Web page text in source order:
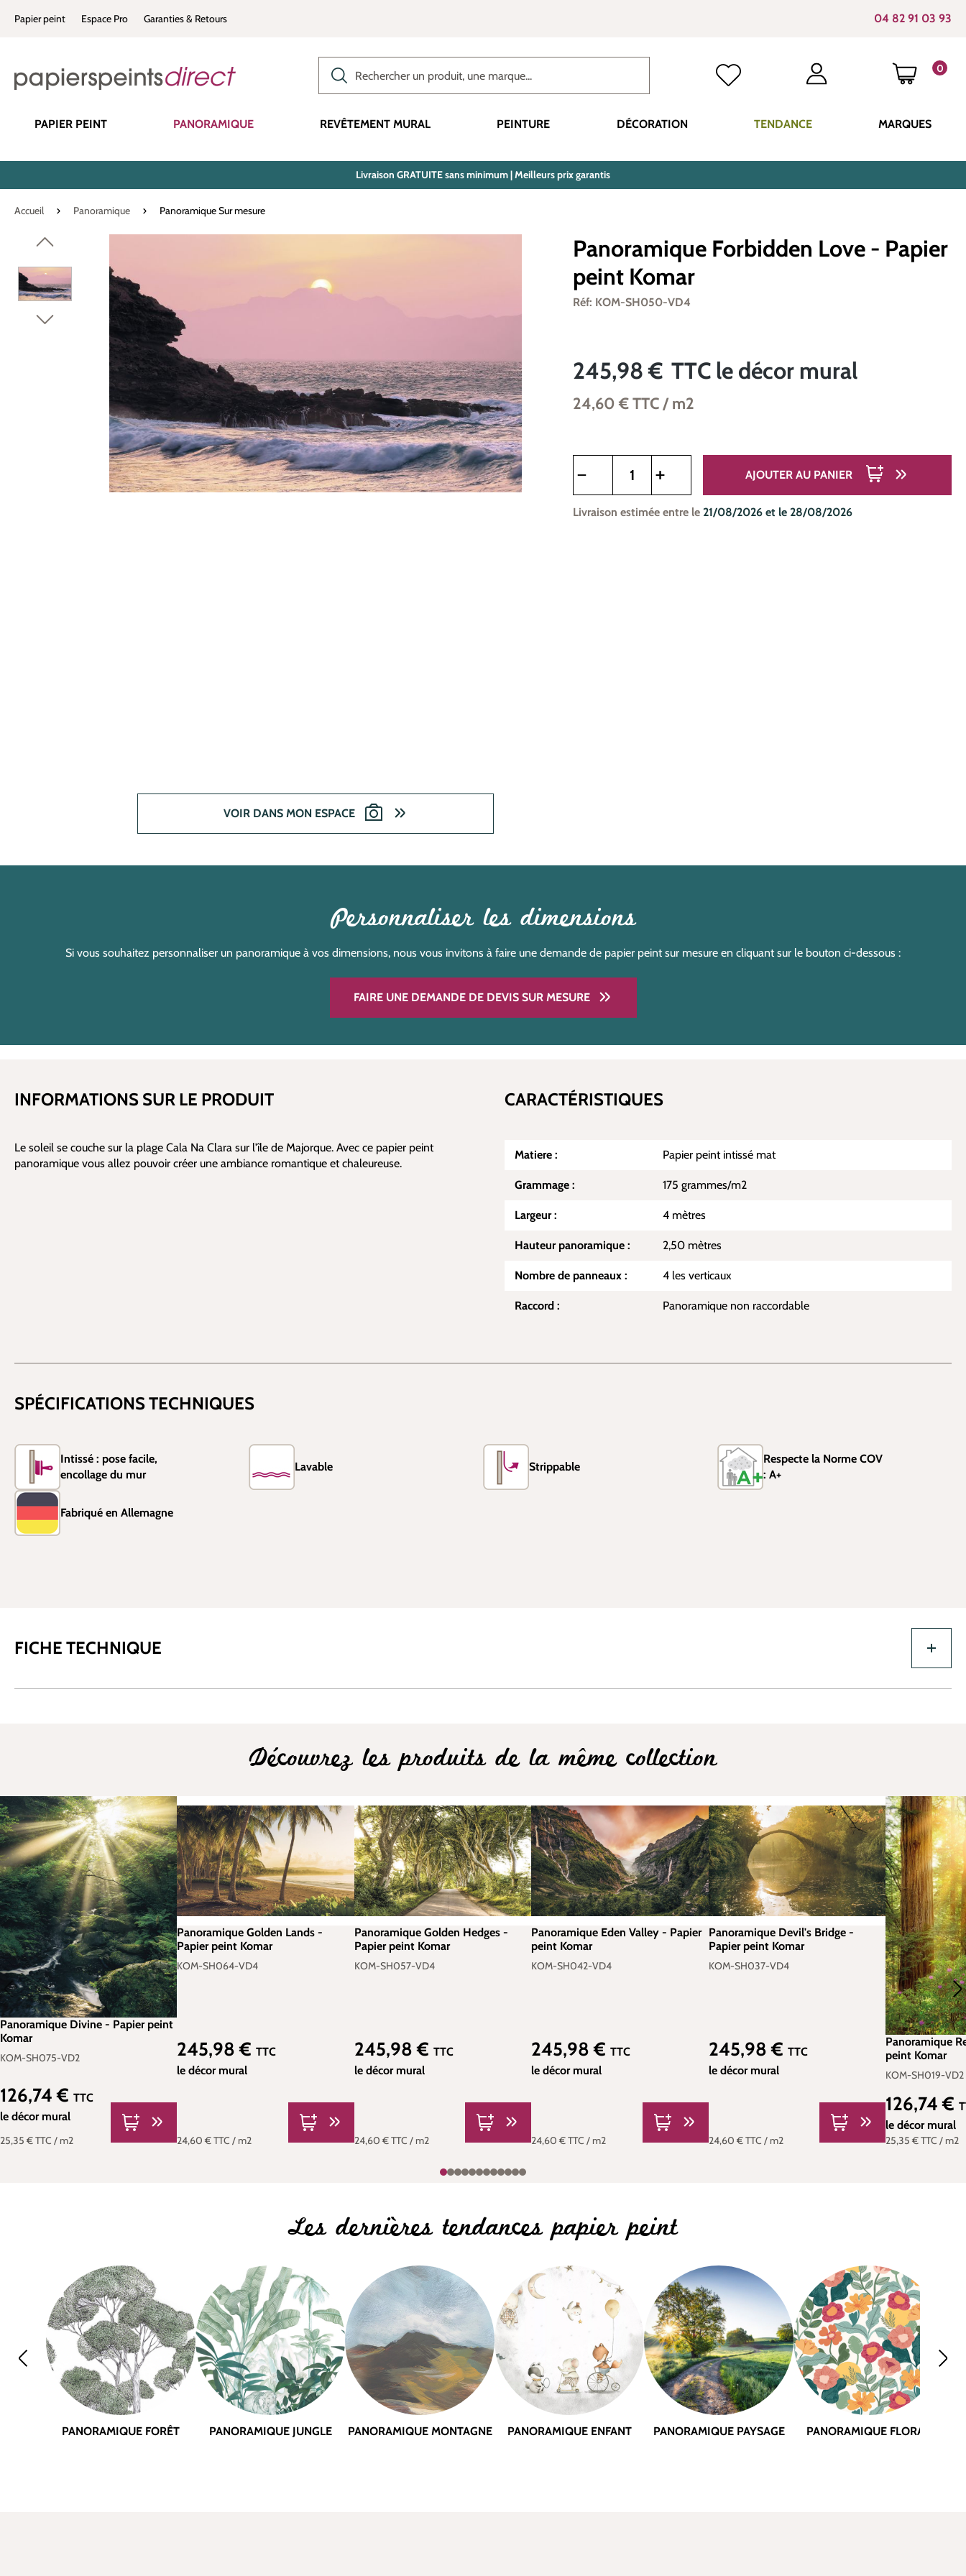
Passer à la navigation principale
Papier peint Espace Pro Garanties & Retours 04 82 91 03 93
0
LE
PAPIER PEINT PANORAMIQUE REVÊTEMENT MURAL PEINTURE DÉCORATION TENDANCE MARQUES
Livraison GRATUITE sans minimum | Meilleurs prix garantis
Accueil Panoramique Panoramique Sur mesure
Ignorer la galerie d'images
VOIR DANS MON ESPACE
Panoramique Forbidden Love - Papier
peint Komar
Réf: KOM-SH050-VD4
245,98 € TTC le décor mural
24,60 €TTC/ m2
AJOUTER AU PANIER
Livraison estimée entre le 21/08/2026 et le 28/08/2026
Personnaliser les dimensions
Si vous souhaitez personnaliser un panoramique à vos dimensions, nous vous invitons à faire une demande de papier peint sur mesure en cliquant sur le bouton ci-dessous :
FAIRE UNE DEMANDE DE DEVIS SUR MESURE
INFORMATIONS SUR LE PRODUIT
Le soleil se couche sur la plage Cala Na Clara sur l'île de Majorque. Avec ce papier peint
panoramique vous allez pouvoir créer une ambiance romantique et chaleureuse.
CARACTÉRISTIQUES
Matiere : Papier peint intissé mat
Grammage : 175 grammes/m2
Largeur : 4 mètres
Hauteur panoramique : 2,50 mètres
Nombre de panneaux : 4 les verticaux
Raccord : Panoramique non raccordable
SPÉCIFICATIONS TECHNIQUES
Intissé : pose facile,
encollage du mur
Lavable Strippable
Respecte la Norme COV
: A+
Fabriqué en Allemagne
FICHE TECHNIQUE
Découvrez les produits de la même collection
Panoramique Divine - Papier peint
Komar
KOM-SH075-VD2
25,35 €TTC / m2
Prix régulier :
126,74 € TTC
le décor mural
Panoramique Golden Lands -
Papier peint Komar
KOM-SH064-VD4
24,60 €TTC/ m2
Prix régulier :
245,98 €TTC
le décor mural
Panoramique Golden Hedges -
Papier peint Komar
KOM-SH057-VD4
24,60 €TTC / m2
Prix régulier :
245,98 € TTC
le décor mural
Panoramique Eden Valley - Papier
peint Komar
KOM-SH042-VD4
24,60 €TTC/ m2
Prix régulier :
245,98 €TTC
le décor mural
Panoramique Devil's Bridge -
Papier peint Komar
KOM-SH037-VD4
24,60 €TTC / m2
Prix régulier :
245,98 € TTC
le décor mural
Panoramique
peint Komar
KOM-SH019-VD2
25,35 €TTC / m2
Prix régulier :
126,74 €
le décor mural
Les dernières tendances papier peint
PANORAMIQUE FORÊT PANORAMIQUE JUNGLE PANORAMIQUE MONTAGNE PANORAMIQUE ENFANT PANORAMIQUE PAYSAGE PANORAMIQUE FLORAL